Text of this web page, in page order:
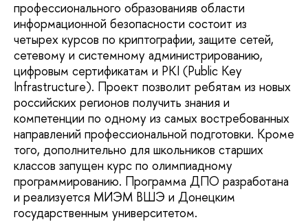
профессионального образованияв области
информационной безопасности состоит из
четырех курсов по криптографии, защите сетей,
сетевому и системному администрированию,
цифровым сертификатам и PKI (Public Key
Infrastructure). Проект позволит ребятам из новых
российских регионов получить знания и
компетенции по одному из самых востребованных
направлений профессиональной подготовки. Кроме
того, дополнительно для школьников старших
классов запущен курс по олимпиадному
программированию. Программа ДПО разработана
и реализуется МИЭМ ВШЭ и Донецким
государственным университетом.